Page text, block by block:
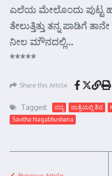
ಎಲೆಯ ಮೇಲೊಂದು ಪುಟ್ಟ
ತೇಲುತ್ತಿತ್ತು ತನ್ನ ಪಾಡಿಗೆ ತಾನೇ
ನೀಲ ಮೌನದಲ್ಲಿ…
*****
Share this Article
Tagged: ಪದ್ಯ ಜಾತ್ರೆಯಲ್ಲಿ ಶಿವ
Savitha Nagabhushana